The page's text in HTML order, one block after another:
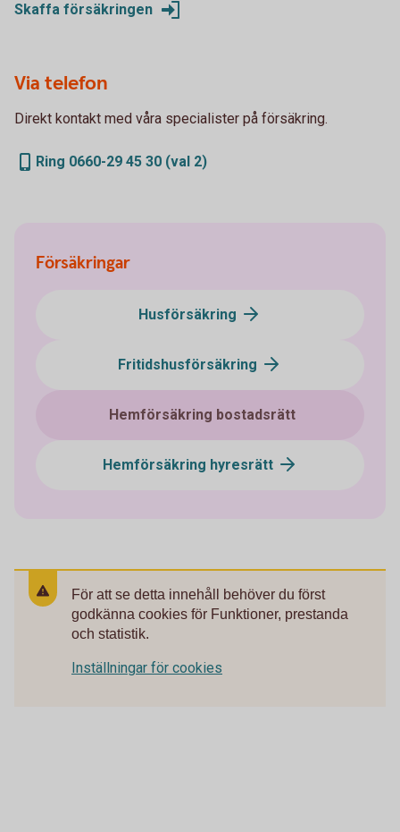
Skaffa försäkringen
Via telefon
Direkt kontakt med våra specialister på försäkring.
Ring 0660-29 45 30 (val 2)
Försäkringar
Husförsäkring
Fritidshusförsäkring
Hemförsäkring bostadsrätt
Hemförsäkring hyresrätt
För att se detta innehåll behöver du först
godkänna cookies för Funktioner, prestanda
och statistik.
Inställningar för cookies